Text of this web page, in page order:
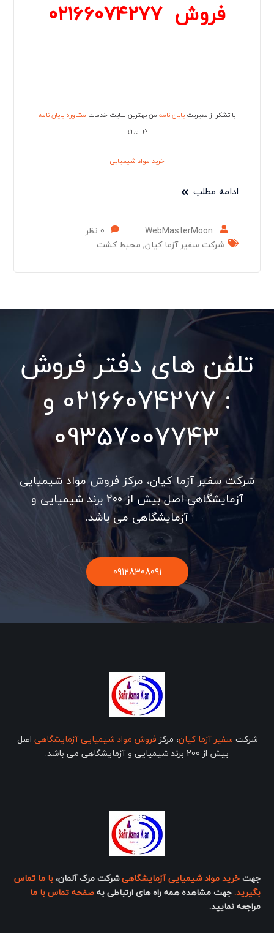
فروش۰۲۱۶۶۰۷۴۲۷۷
با تشکر از مدیریت پایان نامه من بهترین سایت خدمات مشاوره پایان نامه
در ایران
خرید مواد شیمیایی
ادامه مطلب
WebMasterMoon
0 نظر
شرکت سفیر آزما کیان, محیط کشت
تلفن های دفتر فروش
: 02166074277 و
09357007743
شرکت سفیر آزما کیان، مرکز فروش مواد شیمیایی
آزمایشگاهی اصل بیش از 200 برند شیمیایی و
آزمایشگاهی می باشد.
۰۹۱۲۸۳۰۸۰۹۱
شرکت سفیر آزما کیان، مرکزفروش مواد شیمیایی آزمایشگاهی اصل
بیش از 200 برند شیمیایی و آزمایشگاهی می باشد.
جهتخرید مواد شیمیایی آزمایشگاهیشرکت مرک آلمان،با ما تماس
بگیرید. جهت مشاهده همه راه های ارتباطی بهصفحه تماس با ما
مراجعه نمایید.